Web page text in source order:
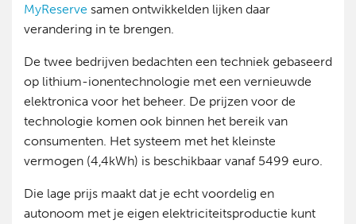
MyReserve samen ontwikkelden lijken daar
verandering in te brengen.
De twee bedrijven bedachten een techniek gebaseerd
op lithium-ionentechnologie met een vernieuwde
elektronica voor het beheer. De prijzen voor de
technologie komen ook binnen het bereik van
consumenten. Het systeem met het kleinste
vermogen (4,4kWh) is beschikbaar vanaf 5499 euro.
Die lage prijs maakt dat je echt voordelig en
autonoom met je eigen elektriciteitsproductie kunt